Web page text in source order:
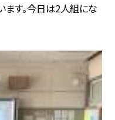
ます。今日は2人組にな